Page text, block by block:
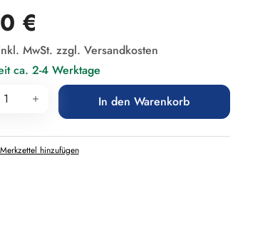
Preis:
€
MwSt. zzgl. Versandkosten
ca. 2-4 Werktage
Anzahl: Gib den gewünschten
In den Warenkorb
hinzufügen